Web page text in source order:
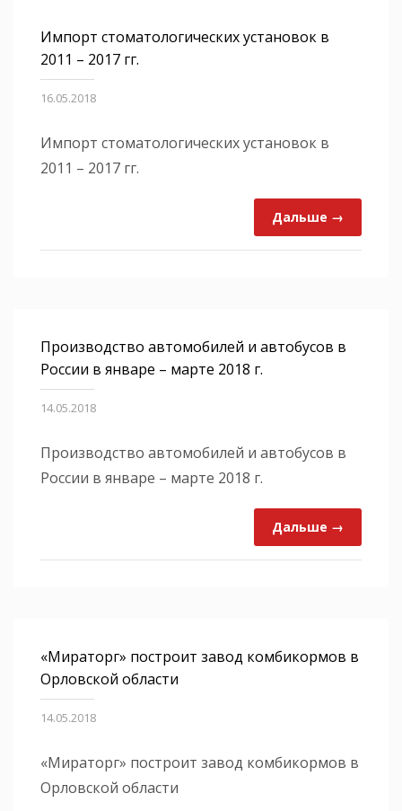
Импорт стоматологических установок в
2011 – 2017 гг.
16.05.2018
Импорт стоматологических установок в
2011 – 2017 гг.
Дальше →
Производство автомобилей и автобусов в
России в январе – марте 2018 г.
14.05.2018
Производство автомобилей и автобусов в
России в январе – марте 2018 г.
Дальше →
«Мираторг» построит завод комбикормов в
Орловской области
14.05.2018
«Мираторг» построит завод комбикормов в
Орловской области